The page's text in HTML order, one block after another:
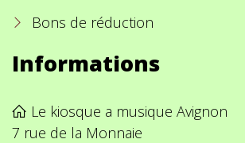
Bons de réduction
Informations
Le kiosque a musique Avignon
7 rue de la Monnaie